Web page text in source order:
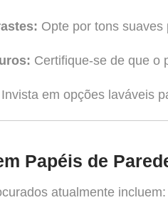
Opte por tons
Certifique-se de que o
Invista em opções laváveis
Papéis de
atualmente incluem: